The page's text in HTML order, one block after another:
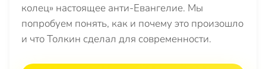
колец» настоящее анти-Евангелие. Мы
попробуем понять, как и почему это произошло
и что Толкин сделал для современности.